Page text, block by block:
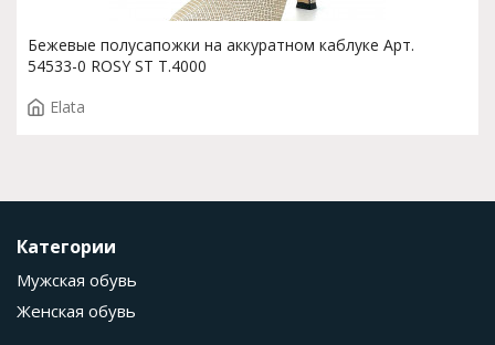
Бежевые полусапожки на аккуратном каблуке Арт.
54533-0 ROSY ST T.4000
Elata
Категории
Мужская обувь
Женская обувь